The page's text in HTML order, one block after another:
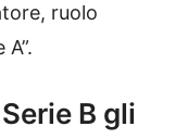
ruolo
B gli